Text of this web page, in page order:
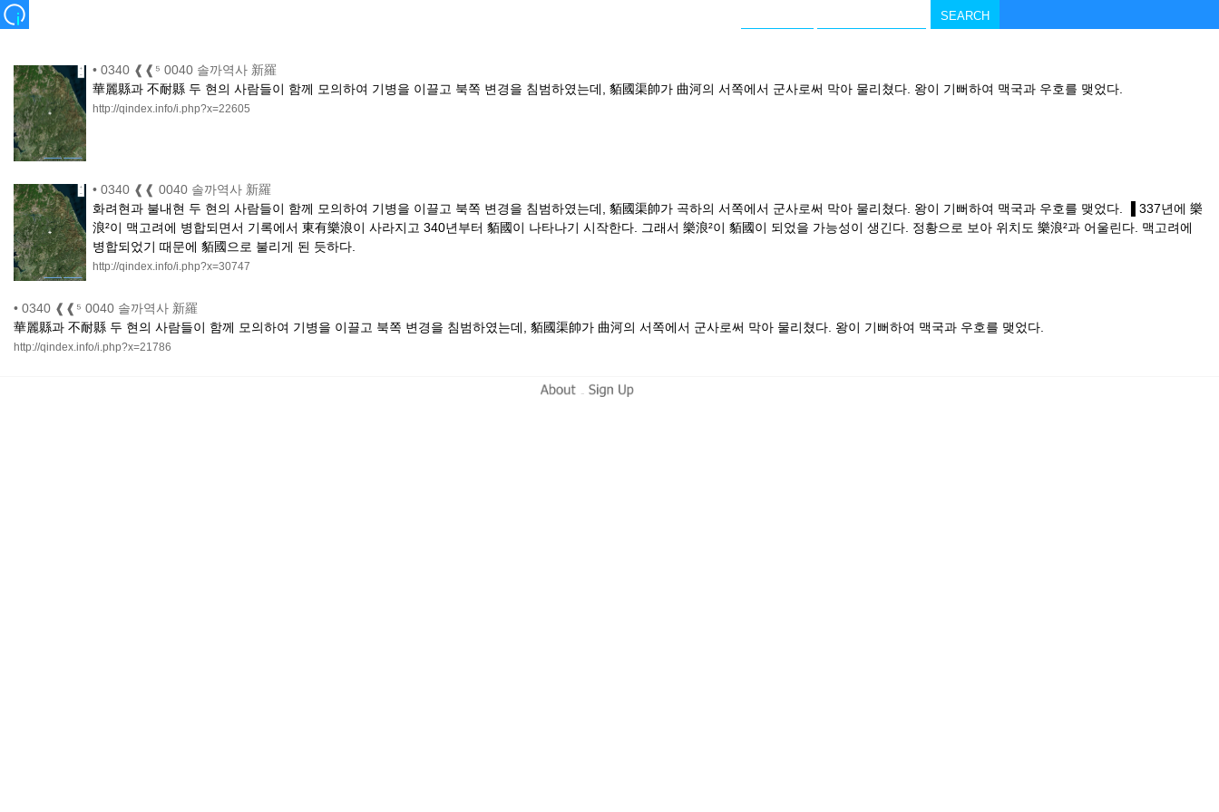
• 0340 ❰❰⁵ 0040 솔까역사 新羅
華麗縣과 不耐縣 두 현의 사람들이 함께 모의하여 기병을 이끌고 북쪽 변경을 침범하였는데, 貊國渠帥가 曲河의 서쪽에서 군사로써 막아 물리쳤다. 왕이 기뻐하여 맥국과 우호를 맺었다.
http://qindex.info/i.php?x=22605
• 0340 ❰❰ 0040 솔까역사 新羅
화려현과 불내현 두 현의 사람들이 함께 모의하여 기병을 이끌고 북쪽 변경을 침범하였는데, 貊國渠帥가 곡하의 서쪽에서 군사로써 막아 물리쳤다. 왕이 기뻐하여 맥국과 우호를 맺었다. ▐ 337년에 樂
浪²이 맥고려에 병합되면서 기록에서 東有樂浪이 사라지고 340년부터 貊國이 나타나기 시작한다. 그래서 樂浪²이 貊國이 되었을 가능성이 생긴다. 정황으로 보아 위치도 樂浪²과 어울린다. 맥고려에
병합되었기 때문에 貊國으로 불리게 된 듯하다.
http://qindex.info/i.php?x=30747
• 0340 ❰❰⁵ 0040 솔까역사 新羅
華麗縣과 不耐縣 두 현의 사람들이 함께 모의하여 기병을 이끌고 북쪽 변경을 침범하였는데, 貊國渠帥가 曲河의 서쪽에서 군사로써 막아 물리쳤다. 왕이 기뻐하여 맥국과 우호를 맺었다.
http://qindex.info/i.php?x=21786
-